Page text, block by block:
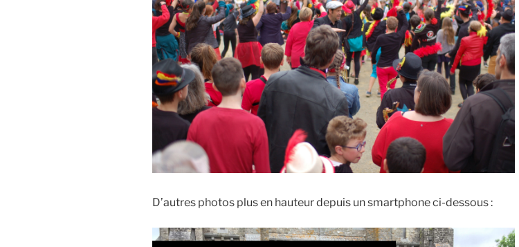
D’autres photos plus en hauteur depuis un smartphone ci-dessous :